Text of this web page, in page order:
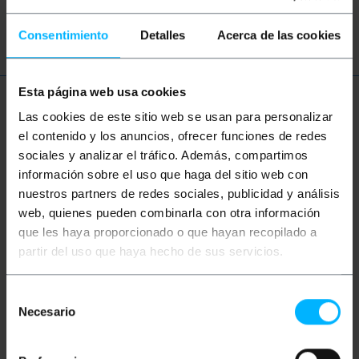
Consentimiento Detalles Acerca de las cookies
Esta página web usa cookies
Las cookies de este sitio web se usan para personalizar
el contenido y los anuncios, ofrecer funciones de redes
sociales y analizar el tráfico. Además, compartimos
información sobre el uso que haga del sitio web con
nuestros partners de redes sociales, publicidad y análisis
web, quienes pueden combinarla con otra información
que les haya proporcionado o que hayan recopilado a
partir del uso que haya hecho de sus servicios.
Necesario
magnetotérmico diferencial
Más información
Descripción
Caja de distribución eléctrica montada en pared. De
diseño tipo armario de metal con puerta. Protección
ambiental IP65, lo que permite instalar la caja de
distribución en el exterior. Caja totalmente vacía,
excepto una chapa de montaje fijada al fondo del
Especificaciones
Caja de distribución eléctrica de plástico con